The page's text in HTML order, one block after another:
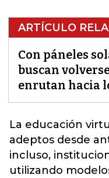
ARTÍCULO
Con páneles
buscan
enrutan hacia
La educación
adeptos desde
incluso,
utilizando